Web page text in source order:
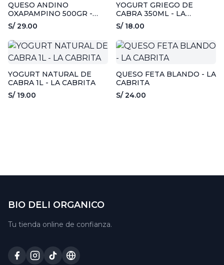
QUESO ANDINO
OXAPAMPINO 500GR -
MOSEL
S/ 29.00
YOGURT GRIEGO DE
CABRA 350ML - LA
CABRITA
S/ 18.00
YOGURT NATURAL DE
CABRA 1L - LA CABRITA
S/ 19.00
QUESO FETA BLANDO - LA
CABRITA
S/ 24.00
BIO DELI ORGANICO
Tu tienda online de confianza.